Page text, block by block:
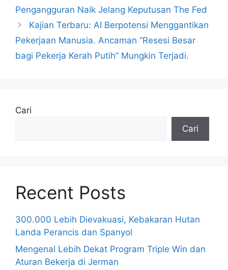
Pengangguran Naik Jelang Keputusan The Fed
Kajian Terbaru: AI Berpotensi Menggantikan
Pekerjaan Manusia. Ancaman “Resesi Besar
bagi Pekerja Kerah Putih” Mungkin Terjadi.
Cari
Cari
Recent Posts
300.000 Lebih Dievakuasi, Kebakaran Hutan
Landa Perancis dan Spanyol
Mengenal Lebih Dekat Program Triple Win dan
Aturan Bekerja di Jerman